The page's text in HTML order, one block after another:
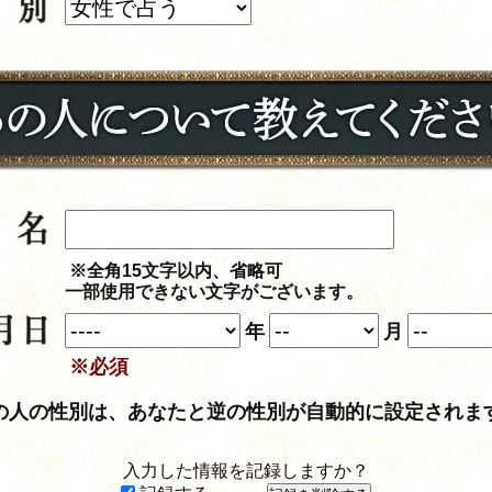
※全角15文字以内、省略可
一部使用できない文字がございます。
年 月
※必須
人の性別は、あなたと逆の性別が自動的に設定されま
入力した情報を記録しますか？